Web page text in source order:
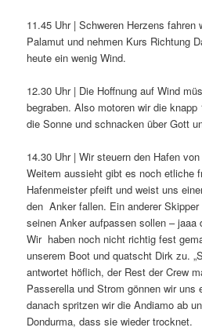
11.45 Uhr | Schweren Herzens fahren
Palamut und nehmen Kurs Richtung
heute ein wenig Wind.
12.30 Uhr | Die Hoffnung auf Wind
begraben. Also motoren wir die
die Sonne und schnacken über Gott
14.30 Uhr | Wir steuern den Hafen
Weitem aussieht gibt es noch etliche
Hafenmeister pfeift und weist uns
den Anker fallen. Ein anderer
seinen Anker aufpassen sollen – jaaa
Wir haben noch nicht richtig fest
unserem Boot und quatscht Dirk zu.
antwortet höflich, der Rest der Crew
Passerella und Strom gönnen wir uns
danach spritzen wir die Andiamo ab
Dondurma, dass sie wieder trocknet.